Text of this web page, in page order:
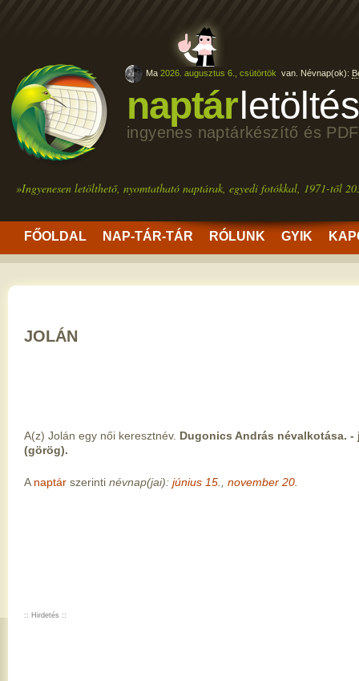
naptárletöltés
ingyenes naptárkészítő és
»Ingyenesen letölthető, nyomtatható naptárak, egyedi fotókkal, 1971-től
FŐOLDAL NAP-TÁR-TÁR RÓLUNK GYIK
Ma 2026. augusztus 6., csütörtök van. Névnap(ok):
JOLÁN
A(z) Jolán egy női keresztnév. Dugonics András névalkotása.
(görög).
A naptár szerinti névnap(jai): június 15. november 20.
:: Hirdetés ::